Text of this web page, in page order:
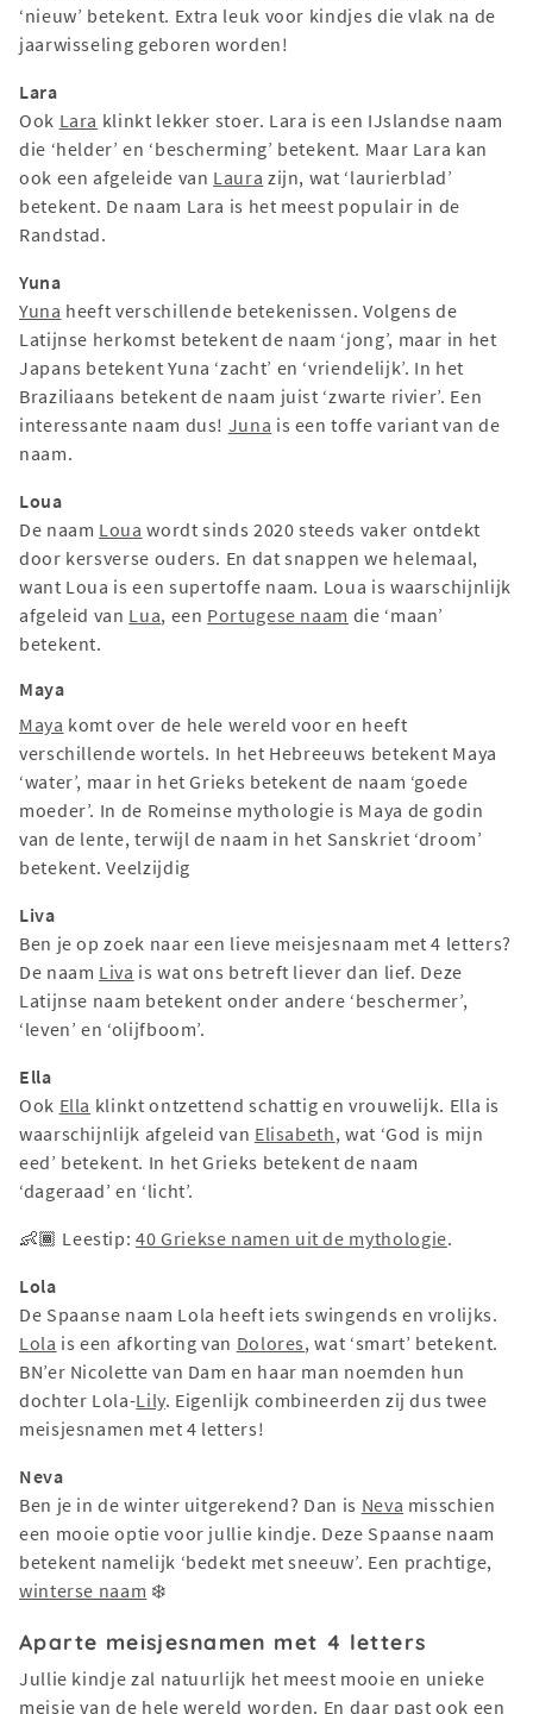
‘nieuw’ betekent. Extra leuk voor kindjes die vlak na de
jaarwisseling geboren worden!
Lara
Ook Lara klinkt lekker stoer. Lara is een IJslandse naam
die ‘helder’ en ‘bescherming’ betekent. Maar Lara kan
ook een afgeleide van Laura zijn, wat ‘laurierblad’
betekent. De naam Lara is het meest populair in de
Randstad.
Yuna
Yuna heeft verschillende betekenissen. Volgens de
Latijnse herkomst betekent de naam ‘jong’, maar in het
Japans betekent Yuna ‘zacht’ en ‘vriendelijk’. In het
Braziliaans betekent de naam juist ‘zwarte rivier’. Een
interessante naam dus! Juna is een toffe variant van de
naam.
Loua
De naam Loua wordt sinds 2020 steeds vaker ontdekt
door kersverse ouders. En dat snappen we helemaal,
want Loua is een supertoffe naam. Loua is waarschijnlijk
afgeleid van Lua, een Portugese naam die ‘maan’
betekent.
Maya
Maya komt over de hele wereld voor en heeft
verschillende wortels. In het Hebreeuws betekent Maya
‘water’, maar in het Grieks betekent de naam ‘goede
moeder’. In de Romeinse mythologie is Maya de godin
van de lente, terwijl de naam in het Sanskriet ‘droom’
betekent. Veelzijdig
Liva
Ben je op zoek naar een lieve meisjesnaam met 4 letters?
De naam Liva is wat ons betreft liever dan lief. Deze
Latijnse naam betekent onder andere ‘beschermer’,
‘leven’ en ‘olijfboom’.
Ella
Ook Ella klinkt ontzettend schattig en vrouwelijk. Ella is
waarschijnlijk afgeleid van Elisabeth, wat ‘God is mijn
eed’ betekent. In het Grieks betekent de naam
‘dageraad’ en ‘licht’.
👶🏾 Leestip:40 Griekse namen uit de mythologie.
Lola
De Spaanse naam Lola heeft iets swingends en vrolijks.
Lola is een afkorting van Dolores, wat ‘smart’ betekent.
BN’er Nicolette van Dam en haar man noemden hun
dochter Lola-Lily. Eigenlijk combineerden zij dus twee
meisjesnamen met 4 letters!
Neva
Ben je in de winter uitgerekend? Dan is Neva misschien
een mooie optie voor jullie kindje. Deze Spaanse naam
betekent namelijk ‘bedekt met sneeuw’. Een prachtige,
winterse naam ❄️
Aparte meisjesnamen met 4 letters
Jullie kindje zal natuurlijk het meest mooie en unieke
meisje van de hele wereld worden. En daar past ook een